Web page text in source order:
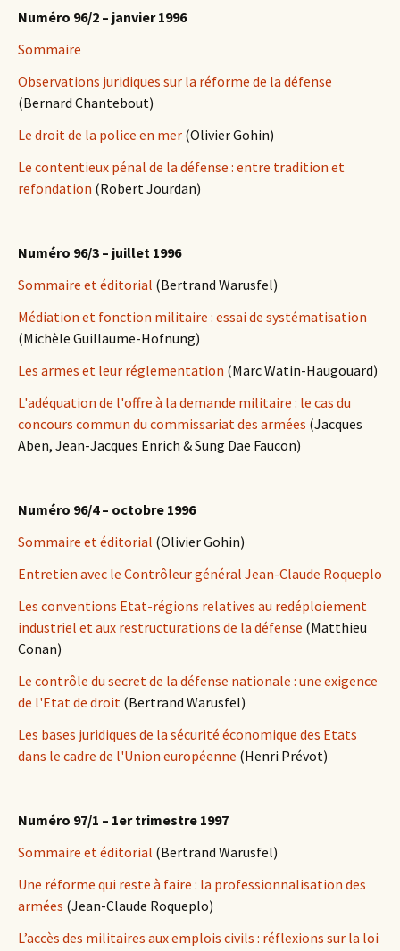
Numéro 96/2 – janvier 1996
Sommaire
Observations juridiques sur la réforme de la défense
(Bernard Chantebout)
Le droit de la police en mer (Olivier Gohin)
Le contentieux pénal de la défense : entre tradition et
refondation (Robert Jourdan)
Numéro 96/3 – juillet 1996
Sommaire et éditorial (Bertrand Warusfel)
Médiation et fonction militaire : essai de systématisation
(Michèle Guillaume-Hofnung)
Les armes et leur réglementation (Marc Watin-Haugouard)
L'adéquation de l'offre à la demande militaire : le cas du
concours commun du commissariat des armées (Jacques
Aben, Jean-Jacques Enrich & Sung Dae Faucon)
Numéro 96/4 – octobre 1996
Sommaire et éditorial (Olivier Gohin)
Entretien avec le Contrôleur général Jean-Claude Roqueplo
Les conventions Etat-régions relatives au redéploiement
industriel et aux restructurations de la défense (Matthieu
Conan)
Le contrôle du secret de la défense nationale : une exigence
de l'Etat de droit (Bertrand Warusfel)
Les bases juridiques de la sécurité économique des Etats
dans le cadre de l'Union européenne (Henri Prévot)
Numéro 97/1 – 1er trimestre 1997
Sommaire et éditorial (Bertrand Warusfel)
Une réforme qui reste à faire : la professionnalisation des
armées (Jean-Claude Roqueplo)
L’accès des militaires aux emplois civils : réflexions sur la loi